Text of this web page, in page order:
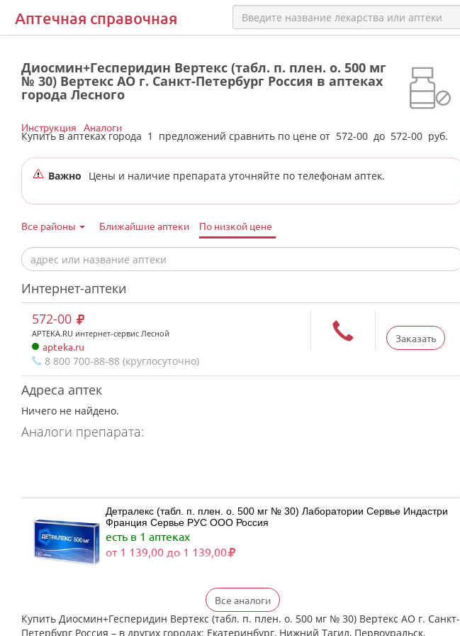
Аптечная справочная
Диосмин+Гесперидин Вертекс (табл. п. плен. о. 500 мг
№ 30) Вертекс АО г. Санкт-Петербург Россия в аптеках
города Лесного
Купить в аптеках города 1 предложений сравнить по цене от 572-00 до 572-00 руб.
Инструкция Аналоги
Важно Цены и наличие препарата уточняйте по телефонам аптек.
Все районы Ближайшие аптеки По низкой цене
Интернет-аптеки
Заказать
572-00
APTEKA.RU интернет-сервис Лесной
apteka.ru
8 800 700-88-88 (круглосуточно)
Адреса аптек
Ничего не найдено.
Аналоги препарата:
Детралекс (табл. п. плен. о. 500 мг № 30) Лаборатории Сервье Индастри
Франция Сервье РУС ООО Россия
есть в 1 аптеках
от 1 139,00 до 1 139,00
Детралекс (табл. п. плен. о. 500 мг № 60) Лаборатории Сервье Индастри
Франция Сервье РУС ООО Россия
есть в 1 аптеках
Все аналоги
Купить Диосмин+Гесперидин Вертекс (табл. п. плен. о. 500 мг № 30) Вертекс АО г. Санкт-
Петербург Россия – в других городах: Екатеринбург, Нижний Тагил, Первоуральск,